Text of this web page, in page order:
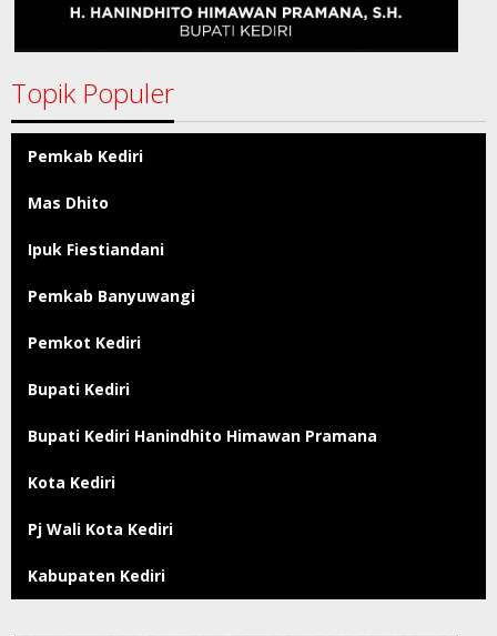
Topik Populer
Pemkab Kediri
Mas Dhito
Ipuk Fiestiandani
Pemkab Banyuwangi
Pemkot Kediri
Bupati Kediri
Bupati Kediri Hanindhito Himawan Pramana
Kota Kediri
Pj Wali Kota Kediri
Kabupaten Kediri